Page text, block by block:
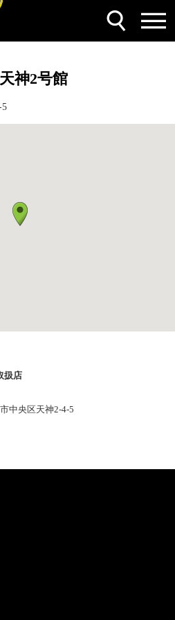
神2号館
5
扱店
中央区天神2-4-5